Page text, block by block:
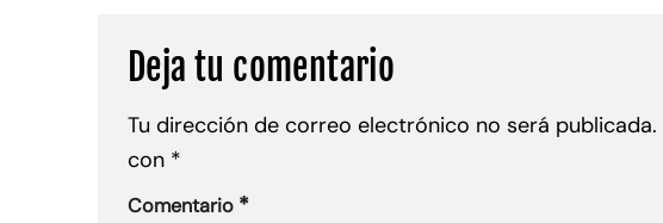
Deja tu comentario
Tu dirección de correo electrónico no será publicada.
con *
Comentario *